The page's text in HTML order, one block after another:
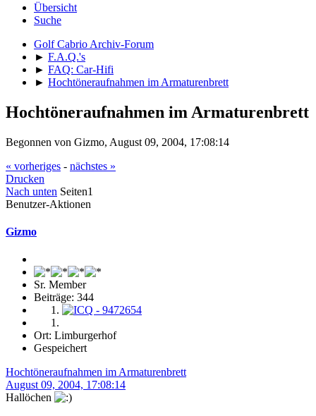
Übersicht
Suche
Golf Cabrio Archiv-Forum
► F.A.Q.'s
► FAQ: Car-Hifi
► Hochtöneraufnahmen im Armaturenbrett
Hochtöneraufnahmen im Armaturenbrett
Begonnen von Gizmo, August 09, 2004, 17:08:14
« vorheriges - nächstes »
Drucken
Nach unten Seiten1
Benutzer-Aktionen
Gizmo
Sr. Member
Beiträge: 344
Ort: Limburgerhof
Gespeichert
Hochtöneraufnahmen im Armaturenbrett
August 09, 2004, 17:08:14
Hallöchen